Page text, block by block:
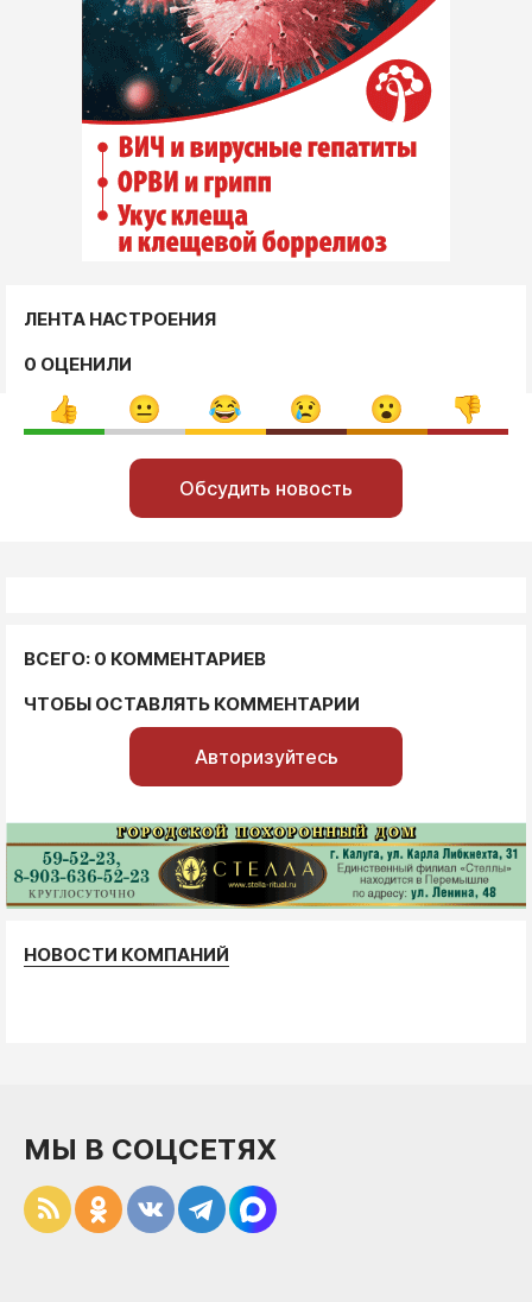
ЛЕНТА НАСТРОЕНИЯ
0 ОЦЕНИЛИ
Обсудить новость
ВСЕГО: 0 КОММЕНТАРИЕВ
ЧТОБЫ ОСТАВЛЯТЬ КОММЕНТАРИИ
Авторизуйтесь
НОВОСТИ КОМПАНИЙ
МЫ В СОЦСЕТЯХ